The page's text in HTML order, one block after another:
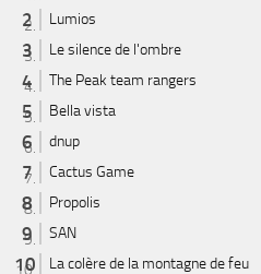
Lumios
Le silence de l'ombre
The Peak team rangers
Bella vista
dnup
Cactus Game
Propolis
SAN
La colère de la montagne de feu